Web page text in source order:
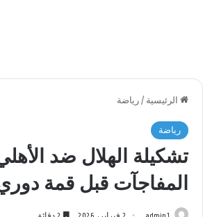
الرئيسية / رياضة
رياضة
تشكيلة الهلال ضد الأهلي
المفاجآت قبل قمة